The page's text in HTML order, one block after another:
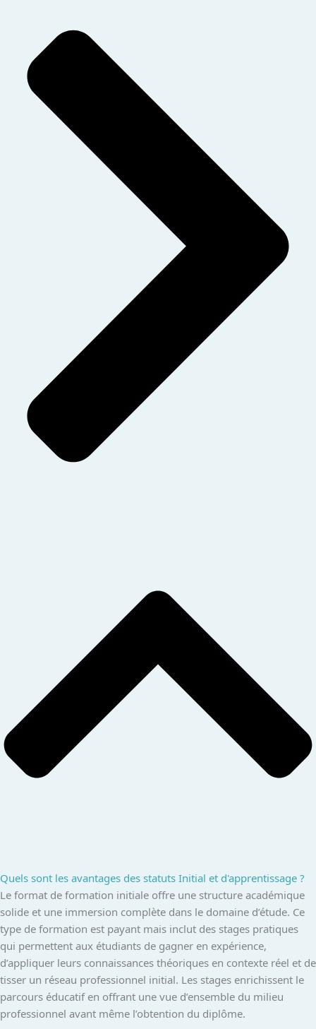
Quels sont les avantages des statuts Initial et d'apprentissage ?
Le format de formation initiale offre une structure académique
solide et une immersion complète dans le domaine d’étude. Ce
type de formation est payant mais inclut des stages pratiques
qui permettent aux étudiants de gagner en expérience,
d’appliquer leurs connaissances théoriques en contexte réel et de
tisser un réseau professionnel initial. Les stages enrichissent le
parcours éducatif en offrant une vue d’ensemble du milieu
professionnel avant même l’obtention du diplôme.